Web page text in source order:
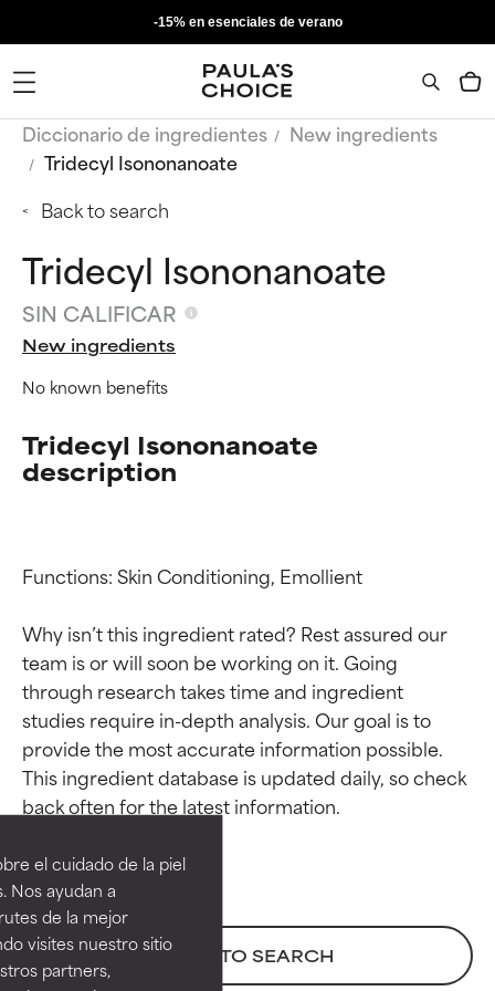
el cuidado de la piel
Nos ayudan a
de la mejor
visites nuestro sitio
partners,
-15% en esenciales de verano
Diccionario de ingredientes
New ingredients
Tridecyl Isononanoate
Back to search
Tridecyl Isononanoate
SIN CALIFICAR
New ingredients
No known benefits
Tridecyl Isononanoate
description
Functions: Skin Conditioning, Emollient
Why isn’t this ingredient rated? Rest assured our
team is or will soon be working on it. Going
through research takes time and ingredient
studies require in-depth analysis. Our goal is to
provide the most accurate information possible.
This ingredient database is updated daily, so check
BACK TO SEARCH
Calificaciones de
ingredientes
EXCELENTE
Ingrediente sobresaliente con
beneficios reales para la piel. Su
eficacia está demostrada y
respaldada por estudios
Calificaciones de
ingredientes
EXCELENTE
Ingrediente sobresaliente con
beneficios reales para la piel. Su
eficacia está demostrada y
respaldada por estudios